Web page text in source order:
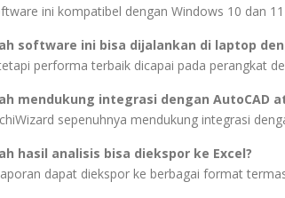
ini kompatibel dengan Windows 10 dan
software ini bisa dijalankan di laptop
performa terbaik dicapai pada perangkat
mendukung integrasi dengan AutoCAD
sepenuhnya mendukung integrasi
hasil analisis bisa diekspor ke Excel?
dapat diekspor ke berbagai format